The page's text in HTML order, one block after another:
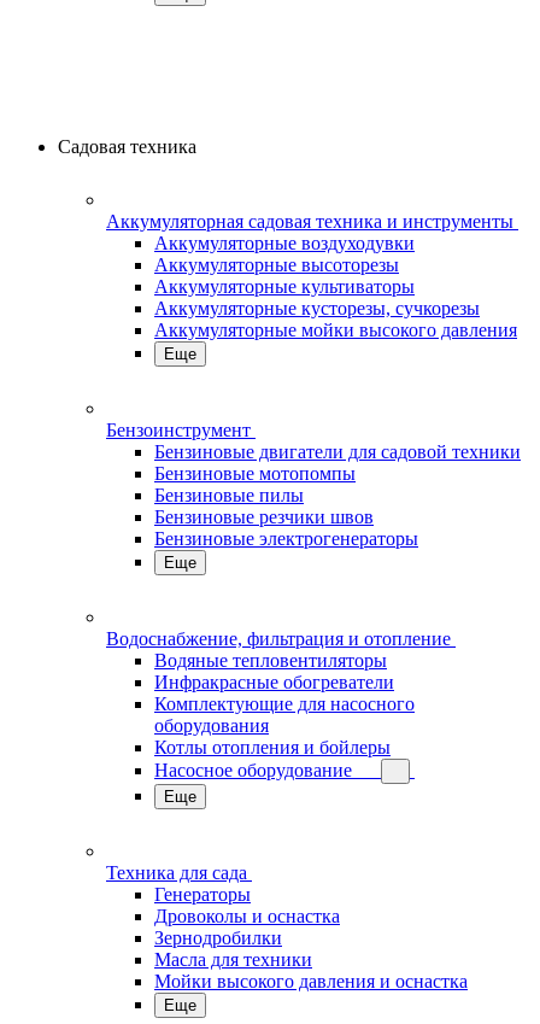
Садовая техника
Аккумуляторная садовая техника и инструменты
Аккумуляторные воздуходувки
Аккумуляторные высоторезы
Аккумуляторные культиваторы
Аккумуляторные кусторезы, сучкорезы
Аккумуляторные мойки высокого давления
Еще
Бензоинструмент
Бензиновые двигатели для садовой техники
Бензиновые мотопомпы
Бензиновые пилы
Бензиновые резчики швов
Бензиновые электрогенераторы
Еще
Водоснабжение, фильтрация и отопление
Водяные тепловентиляторы
Инфракрасные обогреватели
Комплектующие для насосного
оборудования
Котлы отопления и бойлеры
Насосное оборудование
Еще
Техника для сада
Генераторы
Дровоколы и оснастка
Зернодробилки
Масла для техники
Мойки высокого давления и оснастка
Еще